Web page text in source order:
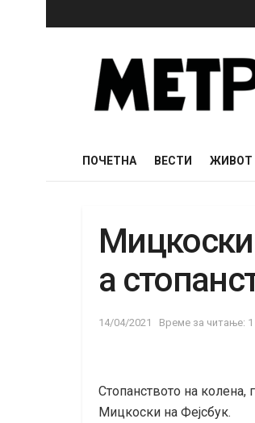
ПОЧЕТНА ВЕСТИ ЖИВОТ
а
14/04/2021 Време за читање: 1
Стопанството на
Мицкоски на Фејсбук.